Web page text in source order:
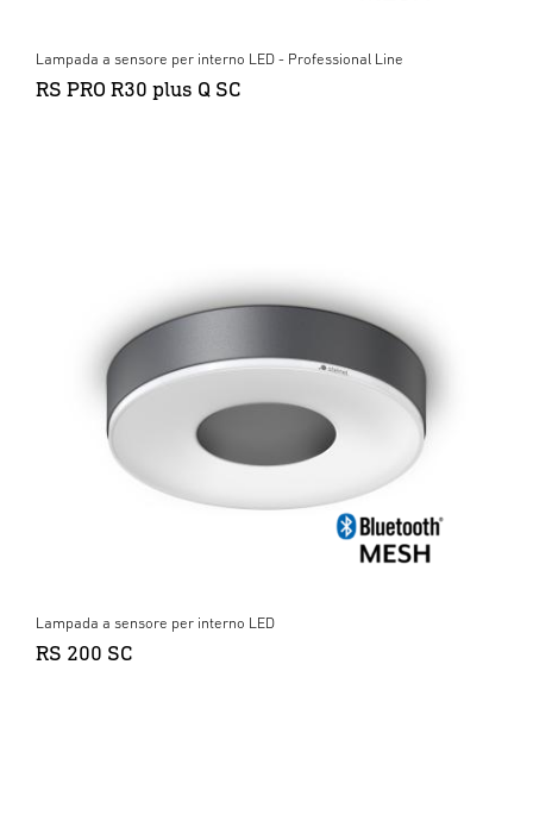
Lampada a sensore per interno LED - Professional Line
RS PRO R30 plus Q SC
Lampada a sensore per interno LED
RS 200 SC